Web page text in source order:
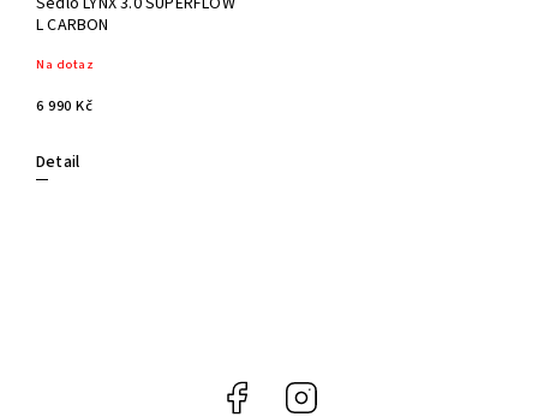
L CARBON
Na dotaz
6 990 Kč
Detail
Facebook